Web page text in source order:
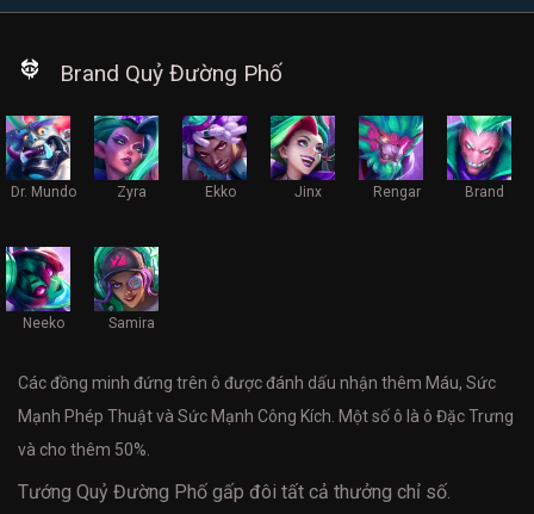
Brand Quỷ Đường Phố
Dr. Mundo Zyra Ekko Jinx Rengar Brand
Neeko Samira
Các đồng minh đứng trên ô được đánh dấu nhận thêm Máu, Sức
Mạnh Phép Thuật và Sức Mạnh Công Kích. Một số ô là ô Đặc Trưng
và cho thêm 50%.
Tướng Quỷ Đường Phố gấp đôi tất cả thưởng chỉ số.